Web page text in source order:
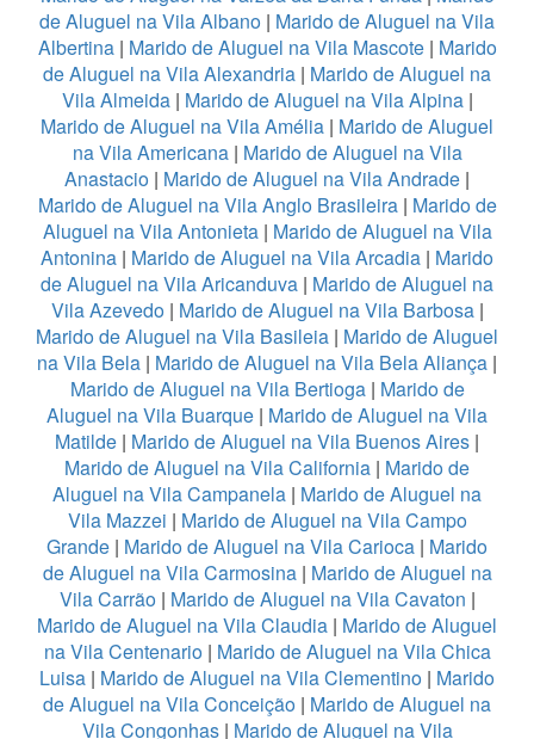
de Aluguel na Vila Albano | Marido de Aluguel na Vila
Albertina| Marido de Aluguel na Vila Mascote| Marido
de Aluguel na Vila Alexandria | Marido de Aluguel na
Vila Almeida | Marido de Aluguel na Vila Alpina |
Marido de Aluguel na Vila Amélia | Marido de Aluguel
na Vila Americana| Marido de Aluguel na Vila
Anastacio | Marido de Aluguel na Vila Andrade |
Marido de Aluguel na Vila Anglo Brasileira| Marido de
Aluguel na Vila Antonieta| Marido de Aluguel na Vila
Antonina | Marido de Aluguel na Vila Arcadia | Marido
de Aluguel na Vila Aricanduva | Marido de Aluguel na
Vila Azevedo| Marido de Aluguel na Vila Barbosa|
Marido de Aluguel na Vila Basileia | Marido de Aluguel
na Vila Bela | Marido de Aluguel na Vila Bela Aliança |
Marido de Aluguel na Vila Bertioga| Marido de
Aluguel na Vila Buarque | Marido de Aluguel na Vila
Matilde | Marido de Aluguel na Vila Buenos Aires |
Marido de Aluguel na Vila California | Marido de
Aluguel na Vila Campanela | Marido de Aluguel na
Vila Mazzei | Marido de Aluguel na Vila Campo
Grande | Marido de Aluguel na Vila Carioca | Marido
de Aluguel na Vila Carmosina| Marido de Aluguel na
Vila Carrão| Marido de Aluguel na Vila Cavaton |
Marido de Aluguel na Vila Claudia | Marido de Aluguel
na Vila Centenario| Marido de Aluguel na Vila Chica
Luisa | Marido de Aluguel na Vila Clementino | Marido
de Aluguel na Vila Conceição | Marido de Aluguel na
Vila Congonhas| Marido de Aluguel na Vila